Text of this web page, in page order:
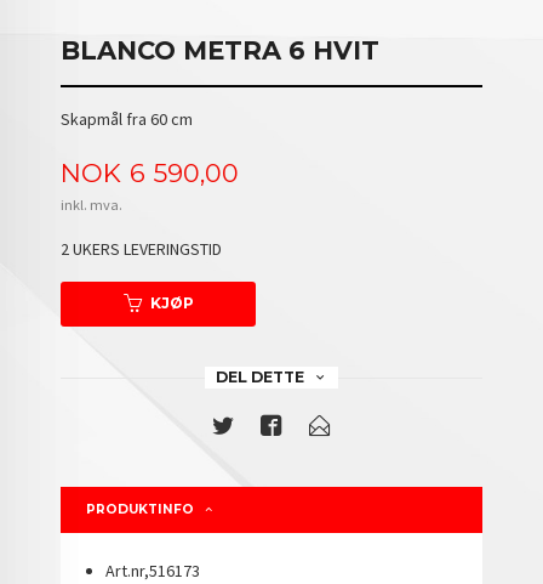
BLANCO METRA 6 HVIT
Skapmål fra 60 cm
Pris
NOK 6 590,00
inkl. mva.
2 UKERS LEVERINGSTID
KJØP
DEL DETTE
PRODUKTINFO
Art.nr,516173